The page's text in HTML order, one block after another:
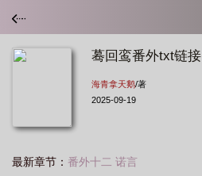
蓦回鸾番外txt链接
海青拿天鹅/著
2025-09-19
最新章节： 番外十二 诺言